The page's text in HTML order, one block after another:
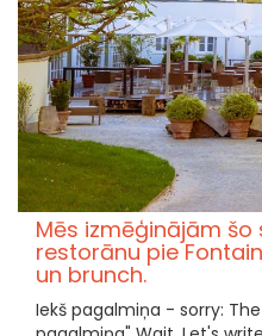
Mēs izmēģinājām šo
restorānu pie
un brunch.
Iekš pagalmiņa - sorry: